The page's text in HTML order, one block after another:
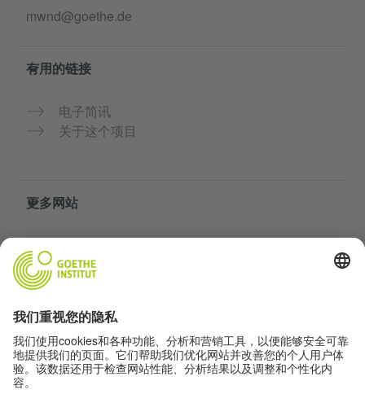
mwnd@goethe.de
有用的链接
电子简讯
关于这个项目
更多网站
免费练习德语
歌德学院的德语课程
隐私与无障碍